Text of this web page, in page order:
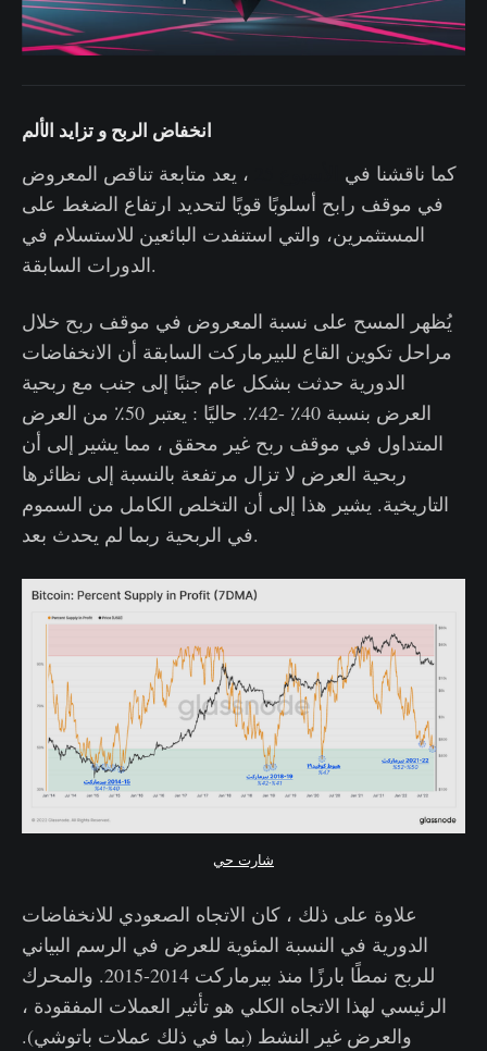
انخفاض الربح و تزايد الألم
كما ناقشنا في
، يعد متابعة تناقص المعروض
في موقف رابح أسلوبًا قويًا لتحديد ارتفاع الضغط على
المستثمرين، والتي استنفدت البائعين للاستسلام في
الدورات السابقة.
يُظهر المسح على نسبة المعروض في موقف ربح خلال
مراحل تكوين القاع للبيرماركت السابقة أن الانخفاضات
الدورية حدثت بشكل عام جنبًا إلى جنب مع ربحية
العرض بنسبة 40٪ -42٪. حاليًا : يعتبر 50٪ من العرض
المتداول في موقف ربح غير محقق ، مما يشير إلى أن
ربحية العرض لا تزال مرتفعة بالنسبة إلى نظائرها
التاريخية. يشير هذا إلى أن التخلص الكامل من السموم
في الربحية ربما لم يحدث بعد.
شارت حي
علاوة على ذلك ، كان الاتجاه الصعودي للانخفاضات
الدورية في النسبة المئوية للعرض في الرسم البياني
للربح نمطًا بارزًا منذ بيرماركت 2014-2015. والمحرك
الرئيسي لهذا الاتجاه الكلي هو تأثير العملات المفقودة ،
والعرض غير النشط (بما في ذلك عملات باتوشي).